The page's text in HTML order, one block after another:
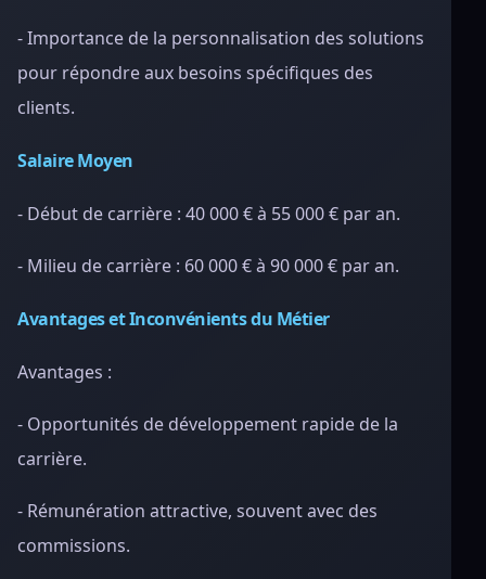
- Importance de la personnalisation des solutions
pour répondre aux besoins spécifiques des
clients.
Salaire Moyen
- Début de carrière : 40 000 € à 55 000 € par an.
- Milieu de carrière : 60 000 € à 90 000 € par an.
Avantages et Inconvénients du Métier
Avantages :
- Opportunités de développement rapide de la
carrière.
- Rémunération attractive, souvent avec des
commissions.